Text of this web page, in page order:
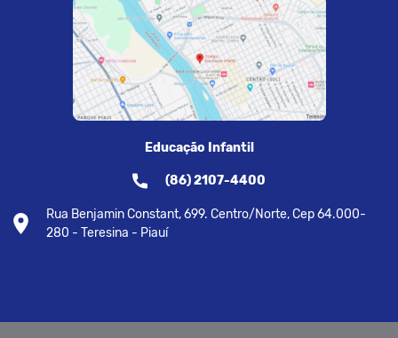
Educação Infantil
(86) 2107-4400
Rua Benjamin Constant, 699. Centro/Norte, Cep 64.000-
280 - Teresina - Piauí